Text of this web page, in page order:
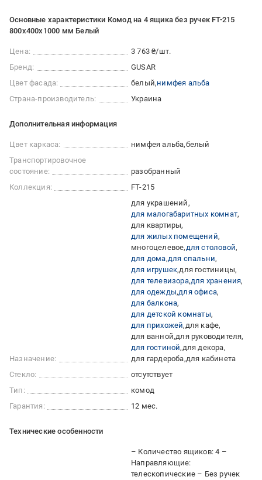
Основные характеристики Комод на 4 ящика без ручек FT-215
800х400х1000 мм Белый
Цена:
3 763 ₴/шт.
Бренд:
GUSAR
Цвет фасада:
белый нимфея альба
Страна-производитель:
Украина
Дополнительная информация
Цвет каркаса: нимфея альба белый
Транспортировочное
состояние:
разобранный
Коллекция:
FT-215
Назначение:
для украшений
для малогабаритных комнат
для квартиры
для жилых помещений
многоцелевое для столовой
для дома для спальни
для игрушек для гостиницы
для телевизора для хранения
для одежды для офиса
для балкона
для детской комнаты
для прихожей для кафе
для ванной для руководителя
для гостиной для декора
для гардероба для кабинета
Стекло:
отсутствует
Тип:
комод
Гарантия:
12 мес.
Технические особенности
– Количество ящиков: 4 –
Направляющие:
телескопические – Без ручек